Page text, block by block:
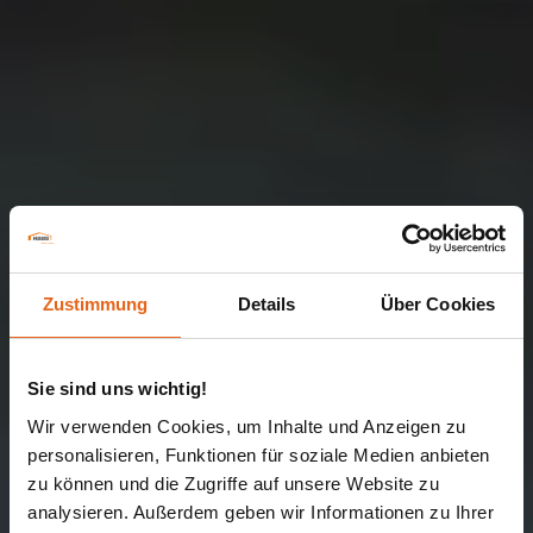
Zustimmung Details Über Cookies
Sie sind uns wichtig!
Wir verwenden Cookies, um Inhalte und Anzeigen zu
personalisieren, Funktionen für soziale Medien anbieten
zu können und die Zugriffe auf unsere Website zu
analysieren. Außerdem geben wir Informationen zu Ihrer